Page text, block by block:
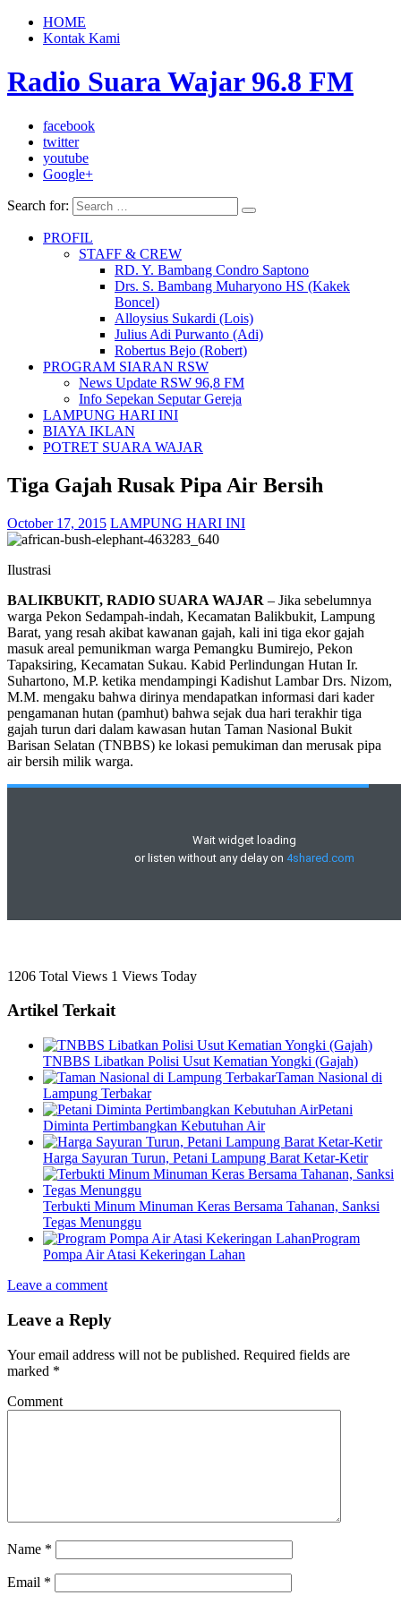
HOME
Kontak Kami
Radio Suara Wajar 96.8 FM
facebook
twitter
youtube
Google+
Search for:
PROFIL
STAFF & CREW
RD. Y. Bambang Condro Saptono
Drs. S. Bambang Muharyono HS (Kakek
Boncel)
Alloysius Sukardi (Lois)
Julius Adi Purwanto (Adi)
Robertus Bejo (Robert)
PROGRAM SIARAN RSW
News Update RSW 96,8 FM
Info Sepekan Seputar Gereja
LAMPUNG HARI INI
BIAYA IKLAN
POTRET SUARA WAJAR
Tiga Gajah Rusak Pipa Air Bersih
October 17, 2015 LAMPUNG HARI INI
Ilustrasi
BALIKBUKIT, RADIO SUARA WAJAR – Jika sebelumnya
warga Pekon Sedampah-indah, Kecamatan Balikbukit, Lampung
Barat, yang resah akibat kawanan gajah, kali ini tiga ekor gajah
masuk areal pemunikman warga Pemangku Bumirejo, Pekon
Tapaksiring, Kecamatan Sukau. Kabid Perlindungan Hutan Ir.
Suhartono, M.P. ketika mendampingi Kadishut Lambar Drs. Nizom,
M.M. mengaku bahwa dirinya mendapatkan informasi dari kader
pengamanan hutan (pamhut) bahwa sejak dua hari terakhir tiga
gajah turun dari dalam kawasan hutan Taman Nasional Bukit
Barisan Selatan (TNBBS) ke lokasi pemukiman dan merusak pipa
air bersih milik warga.
1206 Total Views 1 Views Today
Artikel Terkait
TNBBS Libatkan Polisi Usut Kematian Yongki (Gajah)
Taman Nasional di
Lampung Terbakar
Petani
Diminta Pertimbangkan Kebutuhan Air
Harga Sayuran Turun, Petani Lampung Barat Ketar-Ketir
Terbukti Minum Minuman Keras Bersama Tahanan, Sanksi
Tegas Menunggu
Program
Pompa Air Atasi Kekeringan Lahan
Leave a comment
Leave a Reply
Your email address will not be published. Required fields are
marked *
Comment
Name *
Email *